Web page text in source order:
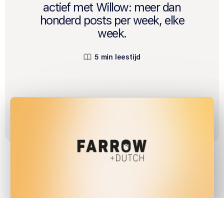
actief met Willow: meer dan
honderd posts per week, elke
week.
5 min leestijd